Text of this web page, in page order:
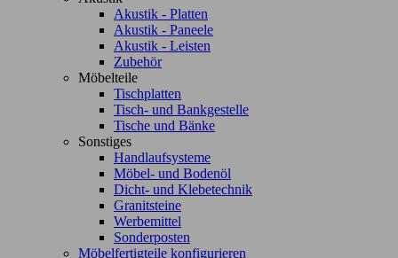
Akustik - Platten
Akustik - Paneele
Akustik - Leisten
Zubehör
Möbelteile
Tischplatten
Tisch- und Bankgestelle
Tische und Bänke
Sonstiges
Handlaufsysteme
Möbel- und Bodenöl
Dicht- und Klebetechnik
Granitsteine
Werbemittel
Sonderposten
Möbelfertigteile konfigurieren